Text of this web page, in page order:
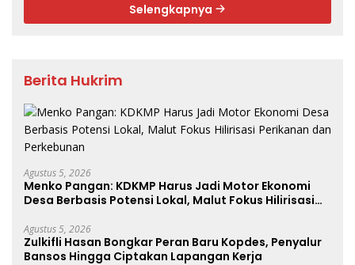
Selengkapnya
Berita Hukrim
Agustus 5, 2026
Menko Pangan: KDKMP Harus Jadi Motor Ekonomi
Desa Berbasis Potensi Lokal, Malut Fokus Hilirisasi
Agustus 5, 2026
Zulkifli Hasan Bongkar Peran Baru Kopdes, Penyalur
Bansos Hingga Ciptakan Lapangan Kerja